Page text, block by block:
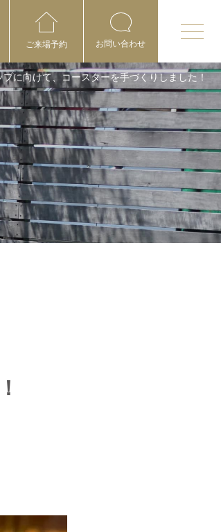
ご来場予約 お問い合わせ
に向けて、コースターを手づくりしました！